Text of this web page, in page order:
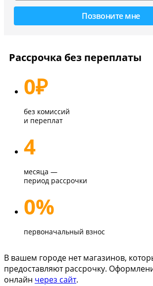
Рассрочка без переплаты
0₽
без комиссий
и переплат
4
месяца —
период рассрочки
0%
первоначальный взнос
В вашем городе нет магазинов,
предоставляют рассрочку.
онлайн через сайт.